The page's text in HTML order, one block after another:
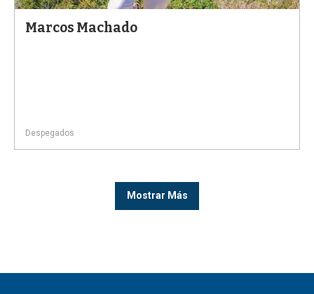
Marcos Machado
Despegados
Mostrar Más